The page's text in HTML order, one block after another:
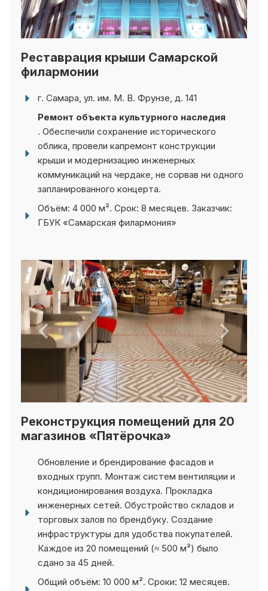
филармонии
Ремонт объекта культурного наследия
. Обеспечили сохранение исторического
облика, провели капремонт конструкции
крыши и модернизацию инженерных
коммуникаций на чердаке, не сорвав ни одного
запланированного концерта.
Объём: 4 000 м². Срок: 8 месяцев. Заказчик:
ГБУК «Самарская филармония»
магазинов «Пятёрочка»
входных групп. Монтаж систем вентиляции и
кондиционирования воздуха. Прокладка
инженерных сетей. Обустройство складов и
торговых залов по брендбуку. Создание
инфраструктуры для удобства покупателей.
Каждое из 20 помещений (≈ 500 м²) было
сдано за 45 дней.
Общий объём: 10 000 м². Сроки: 12 месяцев.
Заказчик: X5 Retail Group.